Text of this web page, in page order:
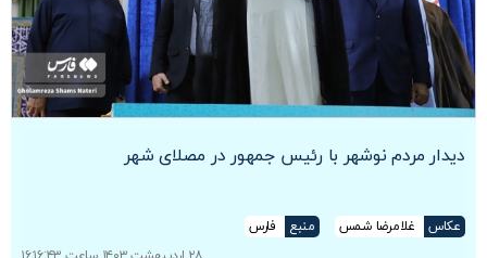
دیدار مردم نوشهر با رئیس جمهور در مصلای شهر
عکاس غلامرضا شمس منبع
فارس